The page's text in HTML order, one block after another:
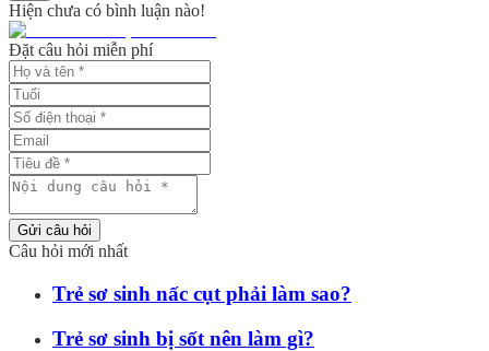
Hiện chưa có bình luận nào!
Đặt câu hỏi miễn phí
Gửi câu hỏi
Câu hỏi mới nhất
Trẻ sơ sinh nấc cụt phải làm sao?
Trẻ sơ sinh bị sốt nên làm gì?